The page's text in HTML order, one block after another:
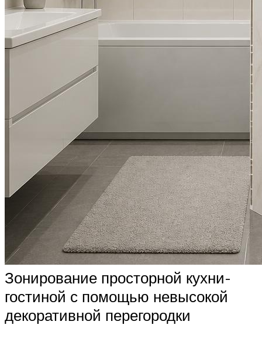
Зонирование просторной кухни-
гостиной с помощью невысокой
декоративной перегородки